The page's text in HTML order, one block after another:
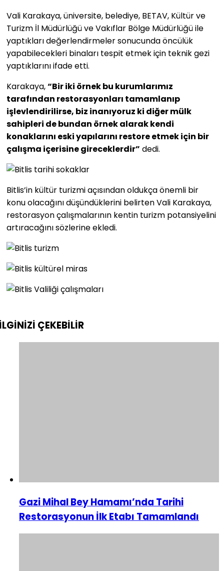
Vali Karakaya, üniversite, belediye, BETAV, Kültür ve
Turizm İl Müdürlüğü ve Vakıflar Bölge Müdürlüğü ile
yaptıkları değerlendirmeler sonucunda öncülük
yapabilecekleri binaları tespit etmek için teknik gezi
yaptıklarını ifade etti.
Karakaya,“Bir iki örnek bu kurumlarımız
tarafından restorasyonları tamamlanıp
işlevlendirilirse, biz inanıyoruz ki diğer mülk
sahipleri de bundan örnek alarak kendi
konaklarını eski yapılarını restore etmek için bir
çalışma içerisine gireceklerdir” dedi.
Bitlis’in kültür turizmi açısından oldukça önemli bir
konu olacağını düşündüklerini belirten Vali Karakaya,
restorasyon çalışmalarının kentin turizm potansiyelini
artıracağını sözlerine ekledi.
ÇEKEBİLİR
Gazi Mihal Bey Hamamı’nda Tarihi
Restorasyonun İlk Etabı Tamamlandı